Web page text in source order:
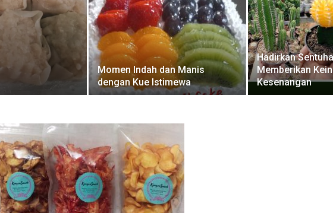
Momen Indah dan Manis
dengan Kue Istimewa
Hadirkan
Memberikan
Kesenangan